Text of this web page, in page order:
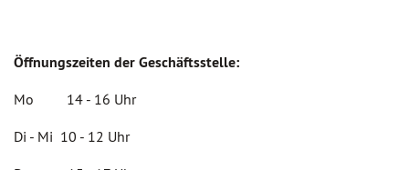
Öffnungszeiten der Geschäftsstelle:
Mo 14 - 16 Uhr
Di - Mi 10 - 12 Uhr